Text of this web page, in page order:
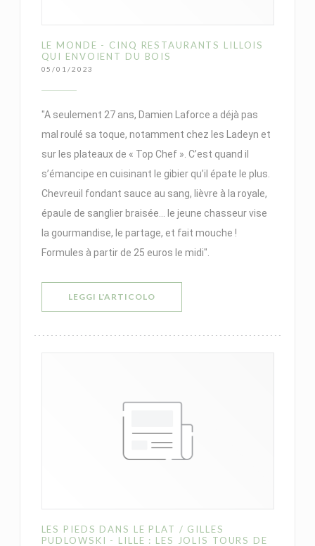
LE MONDE - CINQ RESTAURANTS LILLOIS
QUI ENVOIENT DU BOIS
05/01/2023
"A seulement 27 ans, Damien Laforce a déjà pas
mal roulé sa toque, notamment chez les Ladeyn et
sur les plateaux de « Top Chef ». C’est quand il
s’émancipe en cuisinant le gibier qu’il épate le plus.
Chevreuil fondant sauce au sang, lièvre à la royale,
épaule de sanglier braisée... le jeune chasseur vise
la gourmandise, le partage, et fait mouche !
Formules à partir de 25 euros le midi".
LEGGI L'ARTICOLO((APRE UNA NUOVA FINESTRA))
LES PIEDS DANS LE PLAT / GILLES
PUDLOWSKI - LILLE : LES JOLIS TOURS DE